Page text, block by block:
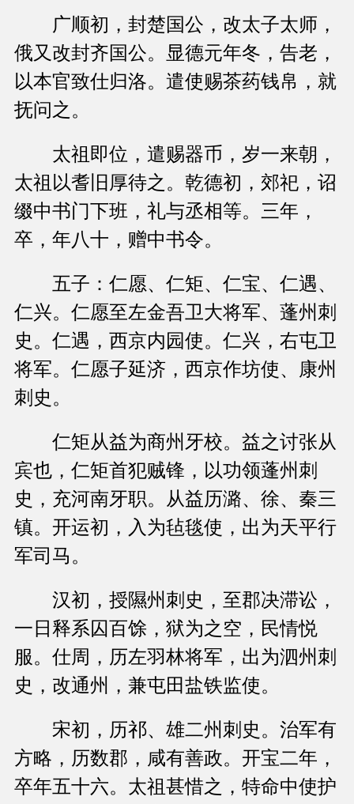
广顺初，封楚国公，改太子太师，
俄又改封齐国公。显德元年冬，告老，
以本官致仕归洛。遣使赐茶药钱帛，就
抚问之。
太祖即位，遣赐器币，岁一来朝，
太祖以耆旧厚待之。乾德初，郊祀，诏
缀中书门下班，礼与丞相等。三年，
卒，年八十，赠中书令。
五子：仁愿、仁矩、仁宝、仁遇、
仁兴。仁愿至左金吾卫大将军、蓬州刺
史。仁遇，西京内园使。仁兴，右屯卫
将军。仁愿子延济，西京作坊使、康州
刺史。
仁矩从益为商州牙校。益之讨张从
宾也，仁矩首犯贼锋，以功领蓬州刺
史，充河南牙职。从益历潞、徐、秦三
镇。开运初，入为毡毯使，出为天平行
军司马。
汉初，授隰州刺史，至郡决滞讼，
一日释系囚百馀，狱为之空，民情悦
服。仕周，历左羽林将军，出为泗州刺
史，改通州，兼屯田盐铁监使。
宋初，历祁、雄二州刺史。治军有
方略，历数郡，咸有善政。开宝二年，
卒年五十六。太祖甚惜之，特命中使护